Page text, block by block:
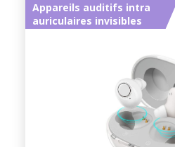
Appareils auditifs intra
auriculaires invisibles